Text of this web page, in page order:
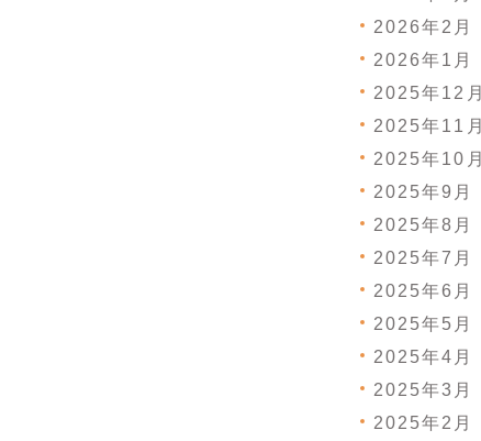
2026年2月
2026年1月
2025年12月
2025年11月
2025年10月
2025年9月
2025年8月
2025年7月
2025年6月
2025年5月
2025年4月
2025年3月
2025年2月